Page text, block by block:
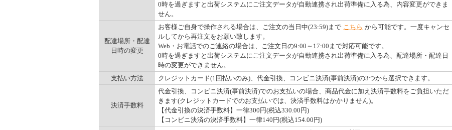
0時を過ぎますと出荷システムにご注文データが自動連携され出荷準備に入る為、内容変更ができま
せん。
配達場所・配達
日時の変更
お客様ご自身で操作される場合は、ご注文の当日中(23:59)まで こちら から可能です。一度キャンセ
ルしてから再注文をお願い致します。
Web・お電話でのご連絡の場合は、ご注文日の9:00～17:00まで対応可能です。
0時を過ぎますと出荷システムにご注文データが自動連携され出荷準備に入る為、配達場所・配達日
時の変更ができません。
支払い方法
クレジットカード(1回払いのみ)、代金引換、コンビニ決済(事前決済)の3つから選択できます。
決済手数料
代金引換、コンビニ決済(事前決済)でのお支払いの場合、商品代金に加え決済手数料をご負担いただ
きます(クレジットカードでのお支払いでは、決済手数料はかかりません)。
【代金引換の決済手数料】一律300円(税込330.00円)
【コンビニ決済の決済手数料】一律140円(税込154.00円)